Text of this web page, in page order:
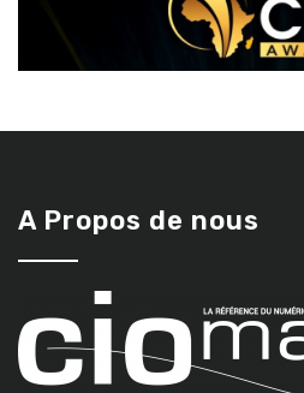
A Propos de nous